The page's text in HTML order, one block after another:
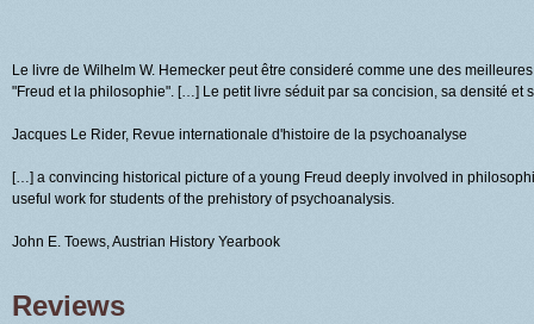
Le livre de Wilhelm W. Hemecker peut être consideré comme une des
"Freud et la philosophie". […] Le petit livre séduit par sa concision, sa densité et
Jacques Le Rider, Revue internationale d'histoire de la psychoanalyse
[…] a convincing historical picture of a young Freud deeply involved in
useful work for students of the prehistory of psychoanalysis.
John E. Toews, Austrian History Yearbook
Reviews